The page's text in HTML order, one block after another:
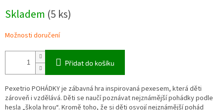
cena:
Skladem (5 ks)
Možnosti doručení
Přidat do košíku
Pexetrio POHÁDKY je zábavná hra inspirovaná pexesem, která děti
zároveň i vzdělává. Děti se naučí poznávat nejznámější pohádky podle
hesla „škola hrou“. Kromě toho, že si děti osvojí nejznámější pohád